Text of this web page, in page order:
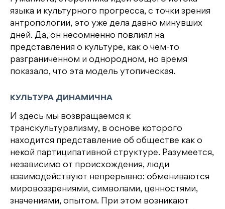
языка и культурного прогресса, с точки зрения
антропологии, это уже дела давно минувших
дней. Да, он несомненно повлиял на
представления о культуре, как о чем-то
разграниченном и однородном, но время
показало, что эта модель утопическая.
КУЛЬТУРА ДИНАМИЧНА
И здесь мы возвращаемся к
транскультурализму, в основе которого
находится представление об обществе как о
некой партиципативной структуре. Разумеется,
независимо от происхождения, люди
взаимодействуют непрерывно: обмениваются
мировоззрениями, символами, ценностями,
значениями, опытом. При этом возникают